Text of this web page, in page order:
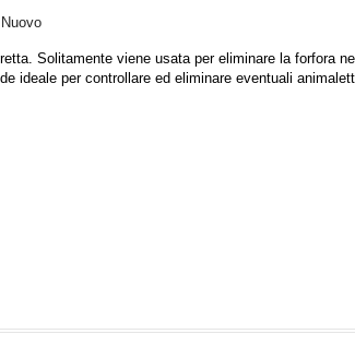
Nuovo
Solitamente viene usata per eliminare la forfora
ideale per controllare ed eliminare eventuali